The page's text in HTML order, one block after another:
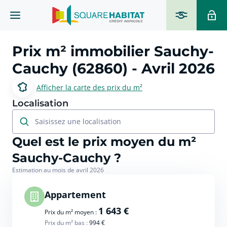
Prix m² immobilier Sauchy-
Cauchy (62860) - Avril 2026
Afficher la carte des prix du m²
Localisation
Saisissez une localisation
Quel est le prix moyen du m²
Sauchy-Cauchy ?
Estimation au mois de avril 2026
Appartement
Prix du m² moyen : 1 643 €
Prix du m² bas :994 €